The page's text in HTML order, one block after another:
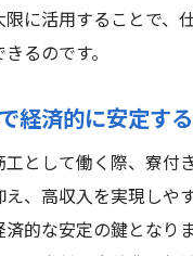
に活用することで、
るのです。
経済的に安定する
として働く際、寮付
、高収入を実現しや
的な安定の鍵となり